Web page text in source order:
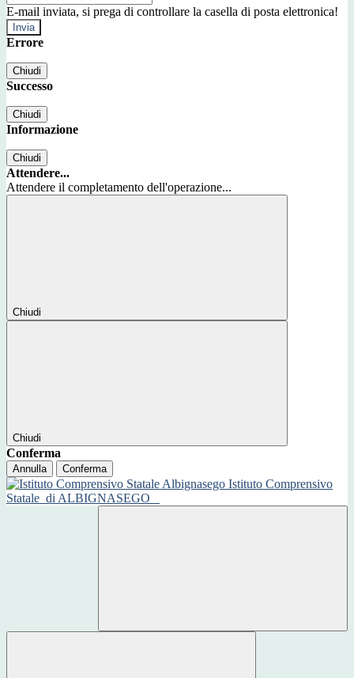
E-mail inviata, si prega di controllare la casella di posta elettronica!
Errore
Chiudi
Successo
Chiudi
Informazione
Chiudi
Attendere...
Attendere il completamento dell'operazione...
Chiudi
Chiudi
Conferma
Annulla Conferma
Istituto Comprensivo
Statale di ALBIGNASEGO